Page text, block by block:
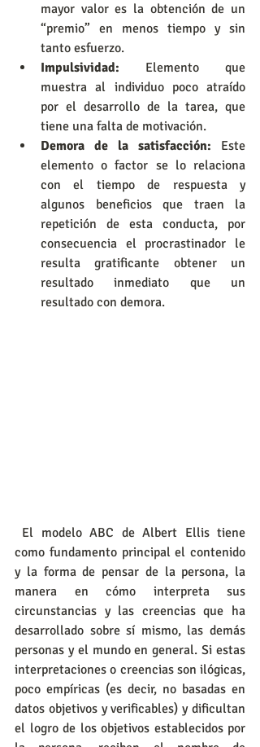
mayor valor es la obtención de un
“premio” en menos tiempo y sin
tanto esfuerzo.
Impulsividad: Elemento que
muestra al individuo poco atraído
por el desarrollo de la tarea, que
tiene una falta de motivación.
Demora de la satisfacción: Este
elemento o factor se lo relaciona
con el tiempo de respuesta y
algunos beneficios que traen la
repetición de esta conducta, por
consecuencia el procrastinador le
resulta gratificante obtener un
resultado inmediato que un
resultado con demora.
como fundamento principal el contenido
y la forma de pensar de la persona, la
manera en cómo interpreta sus
circunstancias y las creencias que ha
desarrollado sobre sí mismo, las demás
personas y el mundo en general. Si estas
interpretaciones o creencias son ilógicas,
poco empíricas (es decir, no basadas en
datos objetivos y verificables) y dificultan
el logro de los objetivos establecidos por